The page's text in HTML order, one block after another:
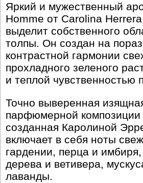
Яркий и мужественный
Homme от Carolina
выделит собственного
толпы. Он создан на
контрастной гармонии
прохладного зеленого
и теплой чувственностью
Точно выверенная
парфюмерной композиции
созданная Каролиной
включает в себя ноты
гардении, перца и
дерева и ветивера,
лаванды.